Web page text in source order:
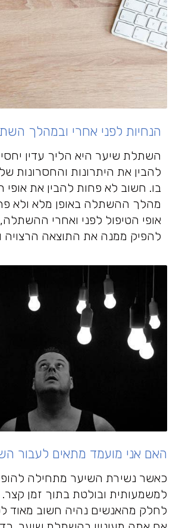
הנחיות לפני אחרי ובמהלך
השתלת שיער היא הליך עדין
להבין את היתרונות והחסרונות
בו. חשוב לא פחות להבין את אופי
מהלך ההשתלה באופן מלא ולא
אופי הטיפול לפני ואחרי
להפיק ממנה את התוצאה הרצויה
האם אני מועמד מתאים לעבור
כאשר נשירת השיער מתחילה
למשמעותית ובולטת בתוך זמן
לחלק מהאנשים נהיה חשוב מאוד